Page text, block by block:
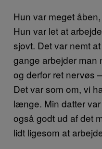
Hun var meget
Hun var let at
sjovt. Det var nemt
gange arbejder man
og derfor ret nervøs
Det var som om, vi
længe. Min datter
også godt ud af det
lidt ligesom at